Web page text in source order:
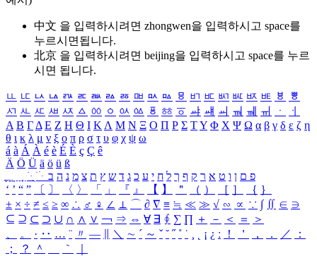
中文 을 입력하시려면 zhongwen을 입력하시고 space를
누르시면됩니다.
北京 을 입력하시려면 beijing을 입력하시고 space를 누르
시면 됩니다.
ㅥ ㅦ ㅧ ㅨ ㅩ ㅪ ㅫ ㅬ ㅭ ㅮ ㅯ ㅰ ㅱ ㅲ ㅳ ㅴ ㅵ ㅶ ㅷ ㅸ
ㅹ
ㅺ ㅻ ㅼ ㅽ ㅾ ㅿ ㆀ ㆁ ㆂ ㆃ ㆄ ㆅ ㆆ ㆇ ㆈ ㆉ ㆊ ㆋ ㆌ ㆍ
ㆎ
Α Β ΓΔ Ε Ζ Η Θ Ι ΚΛ Μ Ν Ξ Ο Π Ρ Σ ΤΥ Φ Χ Ψ Ω α β γ δ ε ζ η
θ ι κ λ μ ν ξ ο π ρ σ τ υ φ χ ψ ω
á à Á À é è É È ç Ç ê
Ä Ö Ü ä ö ü ß
ִֶֹ ֻּ ׁׂ פ ם ן ו ט א ר ק ף ך ל ח י ע כ ג ד ש ץ ת צ מ נ ה ב
‘ ’ “ ” 〔 〕 〈 〉 「 」 『 』 【 】 ＂ （ ） ［ ］ ｛ ｝
± × ÷ ≠ ≤ ≥ ∞ ∴ ♂ ♀ ∠ ⊥ ⌒ ∂ ∇ ≡ ≒ ≪ ≫ √ ∽ ∝ ∵ ∫ ∬ ∈ ∋
⊆ ⊇ ⊂ ⊃ ∪ ∩ ∧ ∨ ￢ ⇒ ⇔ ∀ ∃ ∮ ∑ ∏ ＋ － ＜ ＝
＞
、
。 · ‥ … ¨ 〃 ― ＼ ∼ ´ ～ ˇ ˘ ˝ ˚ ˙ ¸ ¡ ¿ ː ！ ＇ ， ． ／
：
；
？ ＾ ｀